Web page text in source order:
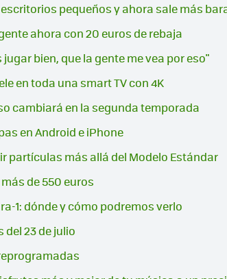
pequeños y ahora sale más
ahora con 20 euros de rebaja
bien, que la gente me vea por eso"
en toda una smart TV con 4K
cambiará en la segunda temporada
en Android e iPhone
partículas más allá del Modelo Estándar
de 550 euros
1: dónde y cómo podremos verlo
23 de julio